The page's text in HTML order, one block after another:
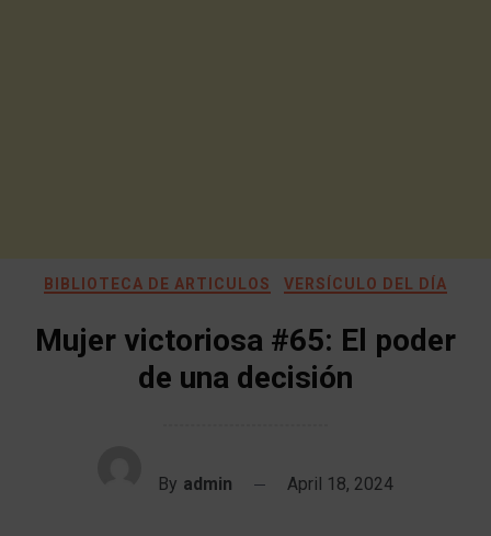
BIBLIOTECA DE ARTICULOS VERSÍCULO DEL DÍA
Mujer victoriosa #65: El poder
de una decisión
By admin April 18, 2024